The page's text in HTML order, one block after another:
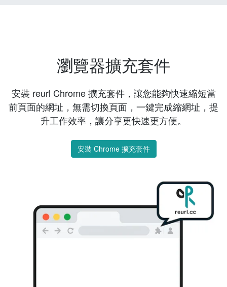
瀏覽器擴充套件
安裝 reurl Chrome 擴充套件，讓您能夠快速縮短當
前頁面的網址，無需切換頁面，一鍵完成縮網址，提
升工作效率，讓分享更快速更方便。
安裝 Chrome 擴充套件